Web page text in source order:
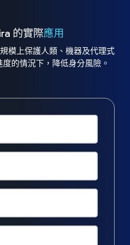
的實際應用
模上保護人類、機器及代理式
的情況下，降低身分風險。